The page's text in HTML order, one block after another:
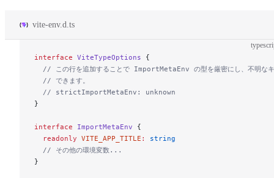
vite-env.d.ts
interface ViteTypeOptions {
// この行を追加することで ImportMetaEnv の型を厳密にし、不明なキ
  // できます。
  // strictImportMetaEnv: unknown
}
interface ImportMetaEnv {
  readonly
VITE_APP_TITLE :
string
  // その他の環境変数...
}